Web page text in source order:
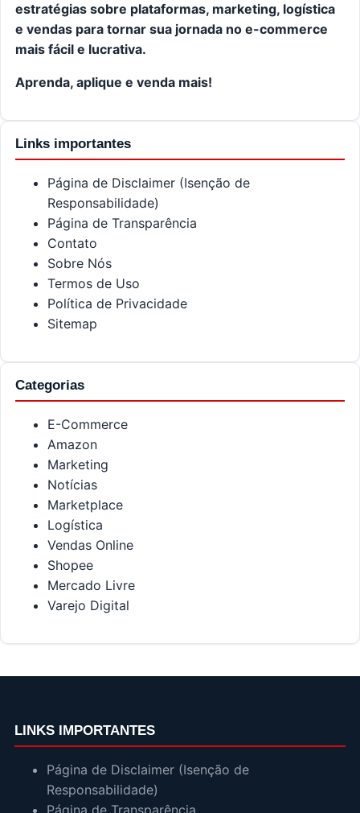
estratégias sobre plataformas, marketing, logística
e vendas para tornar sua jornada no e-commerce
mais fácil e lucrativa.
Aprenda, aplique e venda mais!
Links importantes
Página de Disclaimer (Isenção de
Responsabilidade)
Página de Transparência
Contato
Sobre Nós
Termos de Uso
Política de Privacidade
Sitemap
Categorias
E-Commerce
Amazon
Marketing
Notícias
Marketplace
Logística
Vendas Online
Shopee
Mercado Livre
Varejo Digital
LINKS IMPORTANTES
Página de Disclaimer (Isenção de
Responsabilidade)